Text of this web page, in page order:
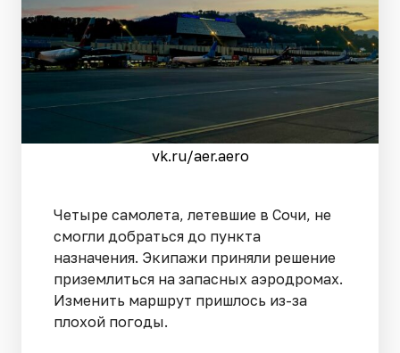
vk.ru/aer.aero
Четыре самолета, летевшие в Сочи, не
смогли добраться до пункта
назначения. Экипажи приняли решение
приземлиться на запасных аэродромах.
Изменить маршрут пришлось из-за
плохой погоды.